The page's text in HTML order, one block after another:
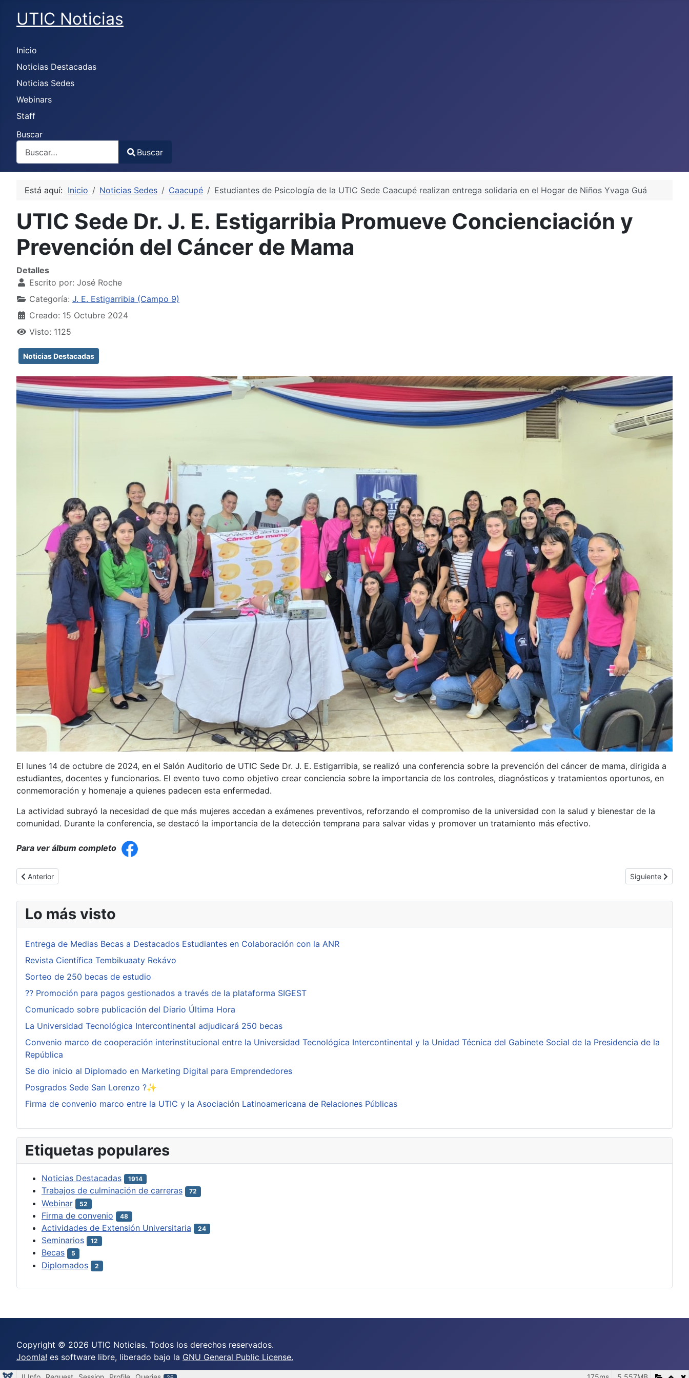
UTIC Noticias
Inicio
Noticias Destacadas
Noticias Sedes
Webinars
Staff
Buscar
Type 2 or more characters for results.
Buscar
Está aquí: Inicio Noticias Sedes Caacupé Estudiantes de Psicología de la UTIC Sede Caacupé realizan entrega solidaria en el Hogar de Niños Yvaga Guá
UTIC Sede Dr. J. E. Estigarribia Promueve Concienciación y
Prevención del Cáncer de Mama
Detalles
Escrito por: José Roche
Categoría: J. E. Estigarribia (Campo 9)
Creado: 15 Octubre 2024
Visto: 1125
Noticias Destacadas
El lunes 14 de octubre de 2024, en el Salón Auditorio de UTIC Sede Dr. J. E. Estigarribia, se realizó una conferencia sobre la prevención del cáncer de mama, dirigida a
estudiantes, docentes y funcionarios. El evento tuvo como objetivo crear conciencia sobre la importancia de los controles, diagnósticos y tratamientos oportunos, en
conmemoración y homenaje a quienes padecen esta enfermedad.
La actividad subrayó la necesidad de que más mujeres accedan a exámenes preventivos, reforzando el compromiso de la universidad con la salud y bienestar de la
comunidad. Durante la conferencia, se destacó la importancia de la detección temprana para salvar vidas y promover un tratamiento más efectivo.
Para ver álbum completo
Artículo anterior: ✨ Taller en UTIC Sede J.E. Estigarribia: ¡Cómo Afrontar Exitosamente un Proceso de Selección de Personal! ✨
Anterior Artículo
Siguiente
Lo más visto
Entrega de Medias Becas a Destacados Estudiantes en Colaboración con la ANR
Revista Científica Tembikuaaty Rekávo
Sorteo de 250 becas de estudio
?? Promoción para pagos gestionados a través de la plataforma SIGEST
Comunicado sobre publicación del Diario Última Hora
La Universidad Tecnológica Intercontinental adjudicará 250 becas
Convenio marco de cooperación interinstitucional entre la Universidad Tecnológica Intercontinental y la Unidad Técnica del Gabinete Social de la Presidencia de la
República
Se dio inicio al Diplomado en Marketing Digital para Emprendedores
Posgrados Sede San Lorenzo ?✨
Firma de convenio marco entre la UTIC y la Asociación Latinoamericana de Relaciones Públicas
Etiquetas populares
Noticias Destacadas 1914
Trabajos de culminación de carreras 72
Webinar 52
Firma de convenio 48
Actividades de Extensión Universitaria 24
Seminarios 12
Becas 5
Diplomados 2
Copyright © 2026 UTIC Noticias. Todos los derechos reservados.
Joomla! es software libre, liberado bajo la GNU General Public License.